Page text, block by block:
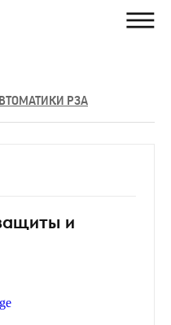
РЗА
и